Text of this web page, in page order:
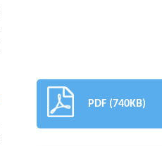
PDF (740KB)